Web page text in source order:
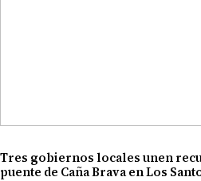
Tres gobiernos locales unen
puente de Caña Brava en Los